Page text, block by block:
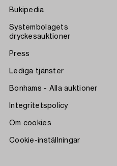
Bukipedia
Systembolagets
dryckesauktioner
Press
Lediga tjänster
Bonhams - Alla auktioner
Integritetspolicy
Om cookies
Cookie-inställningar